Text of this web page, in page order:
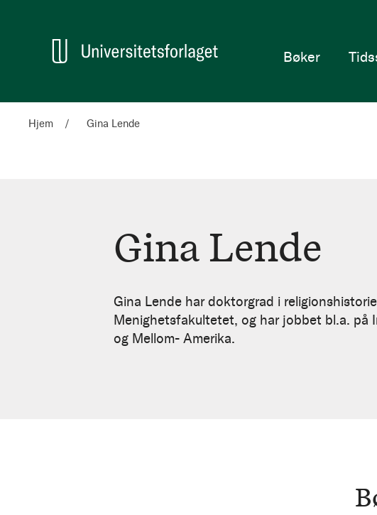
Hjem
Bøker
Hjem Gina Lende
Lende
Gina Lende
Gina Lende har doktorgrad i
Menighetsfakultetet, og har jobbet bl.a.
og Mellom- Amerika.